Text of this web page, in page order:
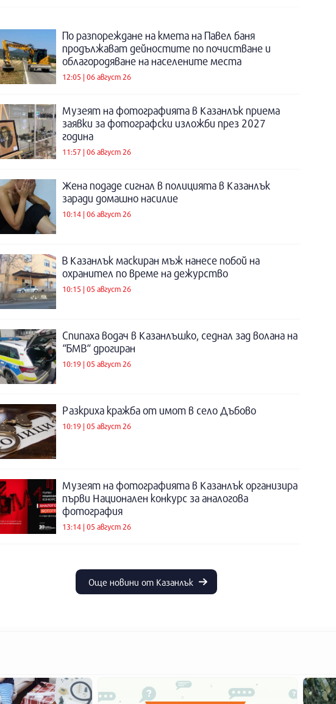
По разпореждане на кмета на Павел баня
продължават дейностите по почистване и
облагородяване на населените места
12:05 | 06 август 26
Музеят на фотографията в Казанлък приема
заявки за фотографски изложби през 2027
година
11:57 | 06 август 26
Жена подаде сигнал в полицията в Казанлък
заради домашно насилие
10:14 | 06 август 26
В Казанлък маскиран мъж нанесе побой на
охранител по време на дежурство
10:15 | 05 август 26
Спипаха водач в Казанлъшко, седнал зад волана на
“БМВ“ дрогиран
10:19 | 05 август 26
Разкриха кражба от имот в село Дъбово
10:19 | 05 август 26
Музеят на фотографията в Казанлък организира
първи Национален конкурс за аналогова
фотография
13:14 | 05 август 26
Още новини от Казанлък